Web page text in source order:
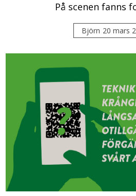
På scenen fanns
Björn 20 mars